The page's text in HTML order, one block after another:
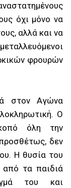
όχι μόνο να
αλλά και να
φρουρών
στον Αγώνα
Ο
όλη την
δεν
Η θυσία του
από τα παιδιά
του και